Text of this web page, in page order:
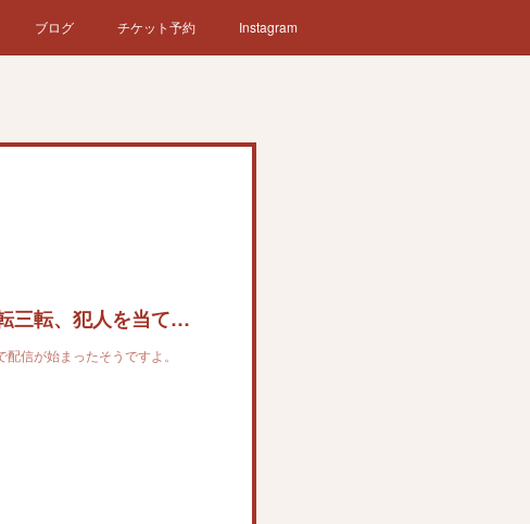
ブログ チケット予約 Instagram
【志らべのユー、次なに見る】ストーリー二転三転、犯人を当てるのは難しい 「沈黙のパレード」 福山雅治や柴咲コウが出演（1/2ページ）
信が始まったそうですよ。